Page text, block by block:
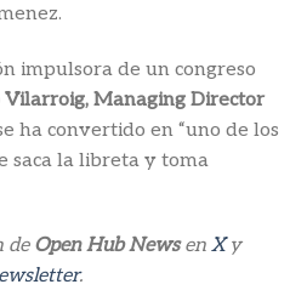
impulsora de un congreso
Vilarroig, Managing Director
ha convertido en “uno de los
saca la libreta y toma
de Open Hub Newsen Xy
.